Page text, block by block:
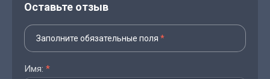
Оставьте отзыв
Заполните обязательные поля *
Имя: *